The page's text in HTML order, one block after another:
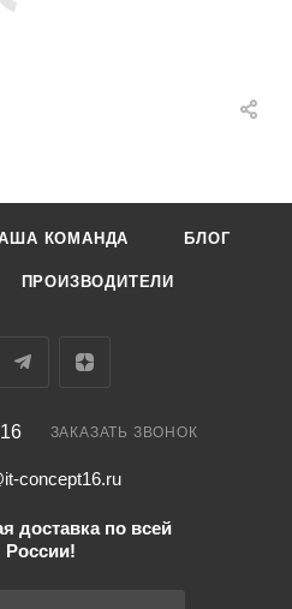
КОМАНДА БЛОГ
ПРОИЗВОДИТЕЛИ
ЗАКАЗАТЬ ЗВОНОК
concept16.ru
доставка по всей
России!